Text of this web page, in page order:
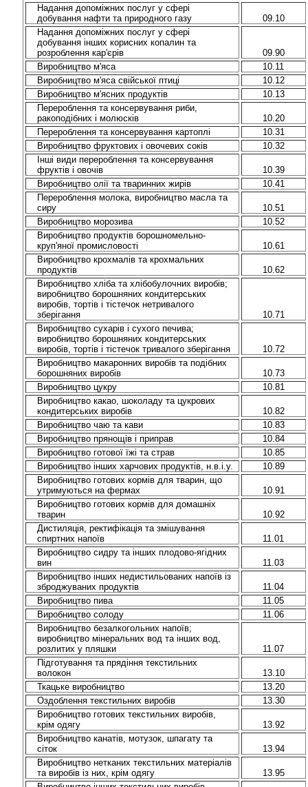
Надання допоміжних послуг у сфері
добування нафти та природного газу
09.10
Надання допоміжних послуг у сфері
добування інших корисних копалин та
розроблення кар'єрів
09.90
Виробництво м'яса
10.11
Виробництво м'яса свійської птиці
10.12
Виробництво м'ясних продуктів
10.13
Перероблення та консервування риби,
ракоподібних і молюсків
10.20
Перероблення та консервування картоплі
10.31
Виробництво фруктових і овочевих соків
10.32
Інші види перероблення та консервування
фруктів і овочів
10.39
Виробництво олії та тваринних жирів
10.41
Перероблення молока, виробництво масла та
сиру
10.51
Виробництво морозива
10.52
Виробництво продуктів борошномельно-
круп'яної промисловості
10.61
Виробництво крохмалів та крохмальних
продуктів
10.62
Виробництво хліба та хлібобулочних виробів;
виробництво борошняних кондитерських
виробів, тортів і тістечок нетривалого
зберігання
10.71
Виробництво сухарів і сухого печива;
виробництво борошняних кондитерських
виробів, тортів і тістечок тривалого зберігання
10.72
Виробництво макаронних виробів та подібних
борошняних виробів
10.73
Виробництво цукру
10.81
Виробництво какао, шоколаду та цукрових
кондитерських виробів
10.82
Виробництво чаю та кави
10.83
Виробництво прянощів і приправ
10.84
Виробництво готової їжі та страв
10.85
Виробництво інших харчових продуктів, н.в.і.у.
10.89
Виробництво готових кормів для тварин, що
утримуються на фермах
10.91
Виробництво готових кормів для домашніх
тварин
10.92
Дистиляція, ректифікація та змішування
спиртних напоїв
11.01
Виробництво сидру та інших плодово-ягідних
вин
11.03
Виробництво інших недистильованих напоїв із
зброджуваних продуктів
11.04
Виробництво пива
11.05
Виробництво солоду
11.06
Виробництво безалкогольних напоїв;
виробництво мінеральних вод та інших вод,
розлитих у пляшки
11.07
Підготування та прядіння текстильних
волокон
13.10
Ткацьке виробництво
13.20
Оздоблення текстильних виробів
13.30
Виробництво готових текстильних виробів,
крім одягу
13.92
Виробництво канатів, мотузок, шпагату та
сіток
13.94
Виробництво нетканих текстильних матеріалів
та виробів із них, крім одягу
13.95